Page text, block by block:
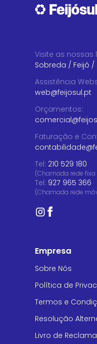
Visite as nossas
Sobreda / Feijó /
Assistência
web@feijosul.pt
Orçamentos:
Faturação e
Tel: 210 529 180
(Chamada rede
Tel: 927 965 366
(Chamada rede
Empresa
Sobre Nós
Política de
Termos e
Resolução
Livro de